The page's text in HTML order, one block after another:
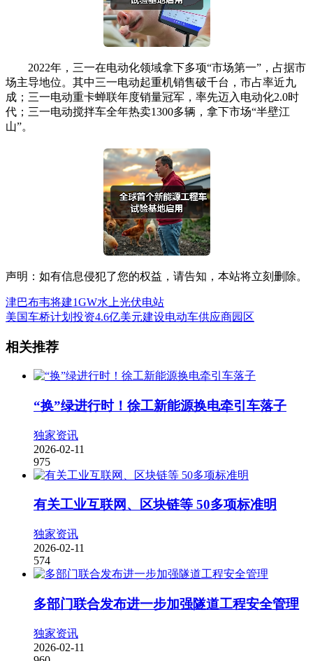
2022年，三一在电动化领域拿下多项“市场第一”，占据市
场主导地位。其中三一电动起重机销售破千台，市占率近九
成；三一电动重卡蝉联年度销量冠军，率先迈入电动化2.0时
代；三一电动搅拌车全年热卖1300多辆，拿下市场“半壁江
山”。
声明：如有信息侵犯了您的权益，请告知，本站将立刻删除。
津巴布韦将建1GW水上光伏电站
美国车桥计划投资4.6亿美元建设电动车供应商园区
相关推荐
“换”绿进行时！徐工新能源换电牵引车落子
独家资讯
2026-02-11
975
有关工业互联网、区块链等 50多项标准明
独家资讯
2026-02-11
574
多部门联合发布进一步加强隧道工程安全管理
独家资讯
2026-02-11